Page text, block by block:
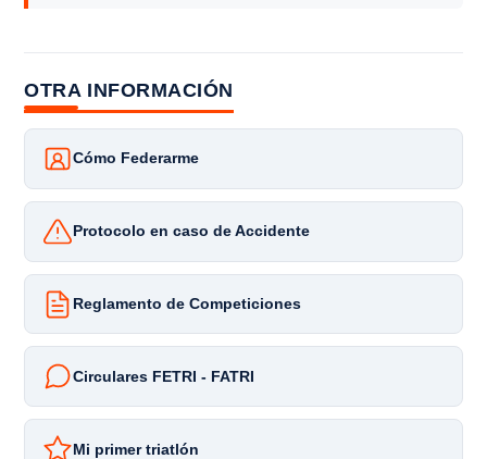
OTRA INFORMACIÓN
Cómo Federarme
Protocolo en caso de Accidente
Reglamento de Competiciones
Circulares FETRI - FATRI
Mi primer triatlón